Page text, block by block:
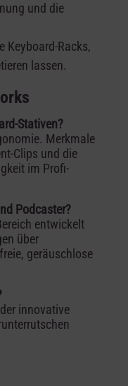
und die
Keyboard-Racks,
lassen.
Stativen?
Merkmale
Clips und die
im Profi-
Podcaster?
entwickelt
über
geräuschlose
innovative